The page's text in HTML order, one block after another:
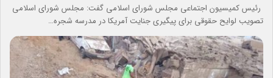
رئیس کمیسیون اجتماعی مجلس شورای اسلامی گفت: مجلس شورای اسلامی
تصویب لوایح حقوقی برای پیگیری جنایت آمریکا در مدرسه شجره…